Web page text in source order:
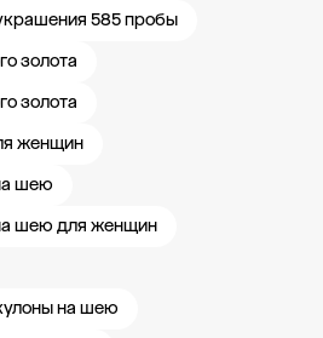
585 пробы
золота
золота
женщин
шею
шею для женщин
на шею